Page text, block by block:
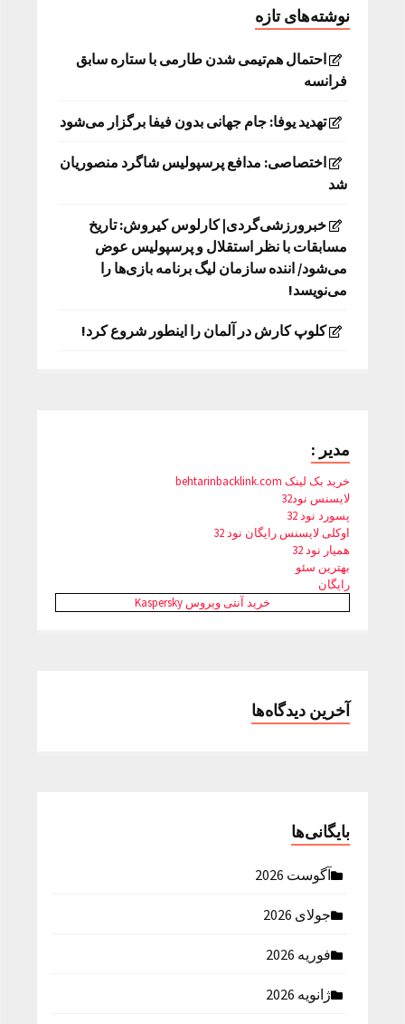
نوشته‌های تازه
احتمال هم‌تیمی شدن طارمی با ستاره سابق
فرانسه
تهدید یوفا: جام جهانی بدون فیفا برگزار می‌شود
اختصاصی: مدافع پرسپولیس شاگرد منصوریان
شد
خبرورزشی‌گردی| کارلوس کیروش: تاریخ
مسابقات با نظر استقلال و پرسپولیس عوض
می‌شود/ اننده سازمان لیگ برنامه بازی‌ها را
می‌نویسد!
کلوپ کارش در آلمان را اینطور شروع کرد!
مدیر :
خرید بک لینک behtarinbacklink.com
لایسنس نود32
پسورد نود 32
اوکلی لایسنس رایگان نود 32
همیار نود 32
بهترین سئو
رایگان
خرید آنتی ویروس Kaspersky
آخرین دیدگاه‌ها
بایگانی‌ها
آگوست 2026
جولای 2026
فوریه 2026
ژانویه 2026